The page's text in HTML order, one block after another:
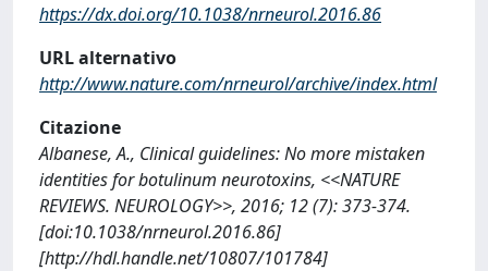
https://dx.doi.org/10.1038/nrneurol.2016.86
URL alternativo
http://www.nature.com/nrneurol/archive/index.html
Citazione
Albanese, A., Clinical guidelines: No more mistaken
identities for botulinum neurotoxins, <<NATURE
REVIEWS. NEUROLOGY>>, 2016; 12 (7): 373-374.
[doi:10.1038/nrneurol.2016.86]
[http://hdl.handle.net/10807/101784]